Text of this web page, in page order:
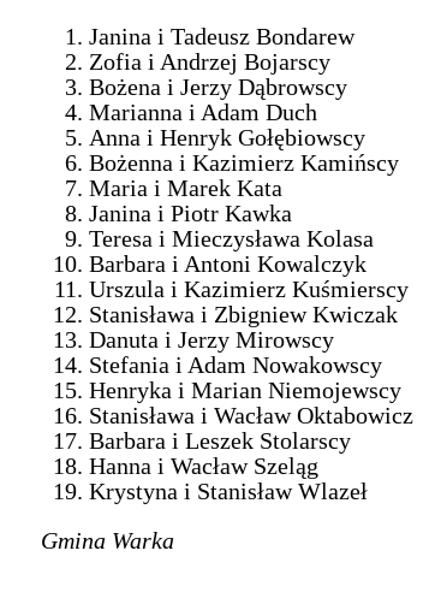
Janina i Tadeusz Bondarew
Zofia i Andrzej Bojarscy
Bożena i Jerzy Dąbrowscy
Marianna i Adam Duch
Anna i Henryk Gołębiowscy
Bożenna i Kazimierz Kamińscy
Maria i Marek Kata
Janina i Piotr Kawka
Teresa i Mieczysława Kolasa
Barbara i Antoni Kowalczyk
Urszula i Kazimierz Kuśmierscy
Stanisława i Zbigniew Kwiczak
Danuta i Jerzy Mirowscy
Stefania i Adam Nowakowscy
Henryka i Marian Niemojewscy
Stanisława i Wacław Oktabowicz
Barbara i Leszek Stolarscy
Hanna i Wacław Szeląg
Krystyna i Stanisław Wlazeł
Gmina Warka